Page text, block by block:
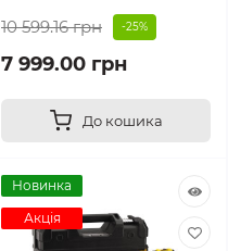
10 599.16 грн -25%
7 999.00 грн
До кошика
Новинка
Акція